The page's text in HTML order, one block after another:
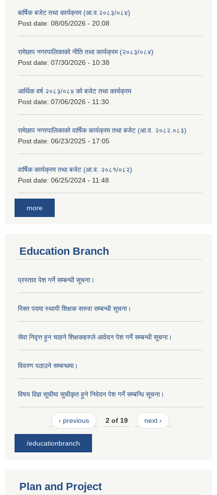
बार्षिक बजेट तथा कार्यक्रम (आ.व.२०८३/०८४)
Post date: 08/05/2026 - 20:08
रामेछाप नगरपालिकाको नीति तथा कार्यक्रम (२०८३/०८४)
Post date: 07/30/2026 - 10:38
आर्थिक वर्ष २०८३/०८४ को बजेट तथा कार्यक्रम
Post date: 07/06/2026 - 11:30
रामेछाप नगरपालिकाको वार्षिक कार्यक्रम तथा बजेट (आ.व. २०८२.०८३)
Post date: 06/23/2025 - 17:05
वार्षिक कार्यक्रम तथा बजेट (आ.व. २०८१/०८२)
Post date: 06/25/2024 - 11:48
more
Education Branch
प्रस्ताव पेश गर्ने सम्बन्धी सूचना।
रिक्त पदमा स्थायी शिक्षक सरुवा सम्बन्धी सूचना।
सेवा निवृत्त हुन चाहने शिक्षकहरुले आवेदन पेश गर्ने सम्बन्धी सूचना।
विवरण पठाउने सम्बन्धमा।
विषय विज्ञ सूचीमा सुचीकृत हुने निवेदन पेश गर्ने सम्बन्धि सूचना।
‹ previous 2 of 19 next ›
/educationbranch
Plan and Project